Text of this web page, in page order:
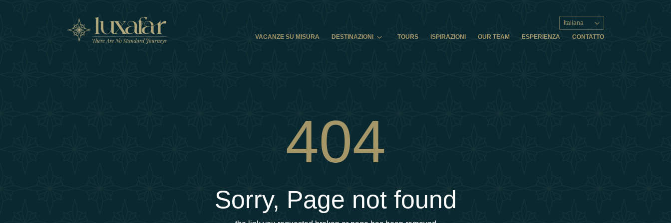
Italiana
VACANZE SU MISURA
DESTINAZIONI TOURS ISPIRAZIONI OUR TEAM ESPERIENZA CONTATTO
404
Sorry, Page not found